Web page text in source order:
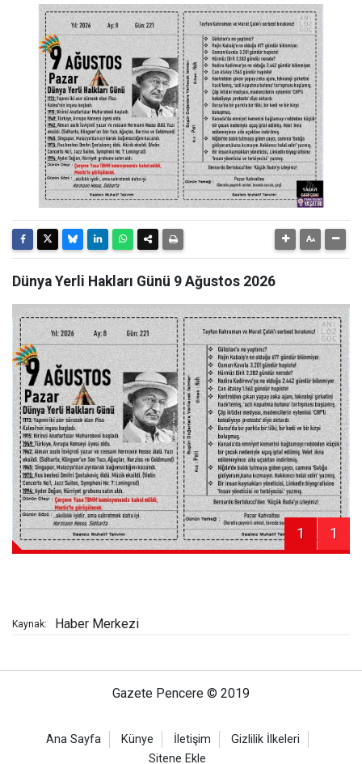
Dünya Yerli Hakları Günü 9 Ağustos 2026
1 1
Kaynak: Haber Merkezi
Gazete Pencere © 2019
Ana Sayfa Künye İletişim
Gizlilik İlkeleri
Sitene Ekle